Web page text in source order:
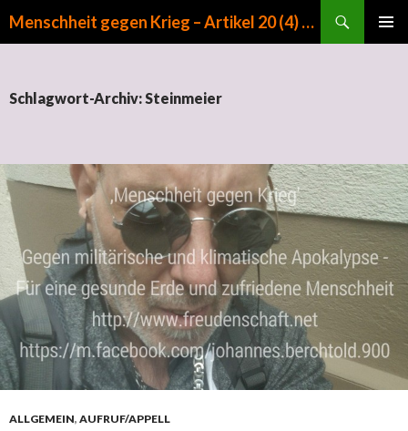
Menschheit gegen Krieg – Artikel 20 (4) GG
Schlagwort-Archiv: Steinmeier
ALLGEMEIN, AUFRUF/APPELL